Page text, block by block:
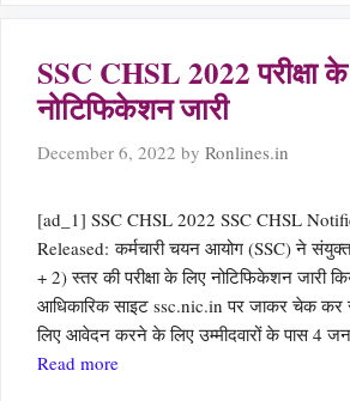
SSC CHSL 2022 परीक्षा
नोटिफिकेशन जारी
December 6, 2022 by Ronlines.in
[ad_1] SSC CHSL 2022 SSC CHSL
Released: कर्मचारी चयन आयोग (SSC) ने
+ 2) स्तर की परीक्षा के लिए नोटिफिकेशन जारी
आधिकारिक साइट ssc.nic.in पर जाकर चेक कर
लिए आवेदन करने के लिए उम्मीदवारों के पास 4
Read more